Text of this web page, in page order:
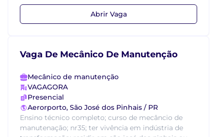
Abrir Vaga
Vaga De Mecânico De Manutenção
Mecânico de manutenção
VAGAGORA
Presencial
Aerorporto, São José dos Pinhais / PR
Ensino técnico completo; curso de mecâncio de
manutenação; nr35; ter vivência em indústria de